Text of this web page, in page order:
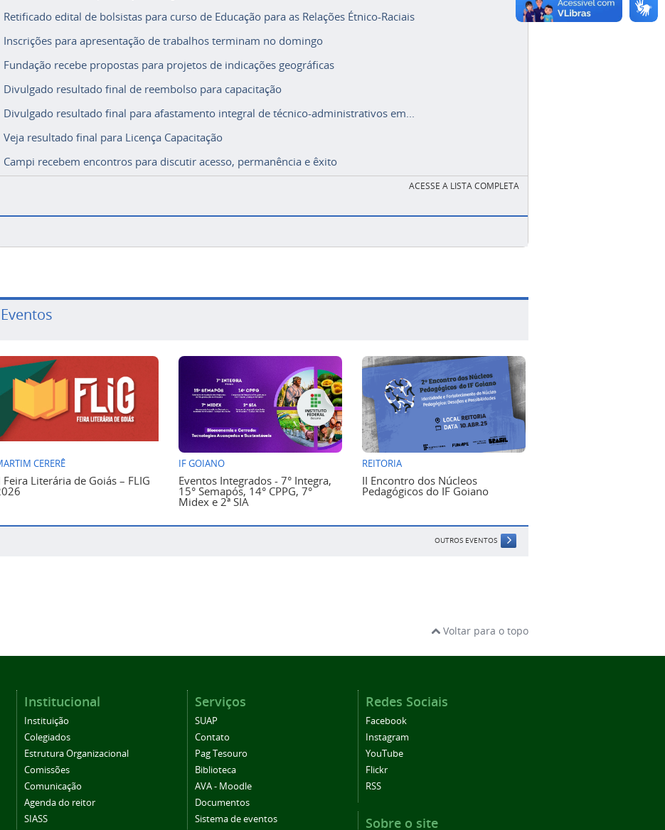
Retificado edital de bolsistas para curso de Educação para as Relações Étnico-Raciais
Inscrições para apresentação de trabalhos terminam no domingo
Fundação recebe propostas para projetos de indicações geográficas
Divulgado resultado final de reembolso para capacitação
Divulgado resultado final para afastamento integral de técnico-administrativos em...
Veja resultado final para Licença Capacitação
Campi recebem encontros para discutir acesso, permanência e êxito
ACESSE A LISTA COMPLETA
Eventos
CERERÊ
Feira Literária de Goiás – FLIG
IF GOIANO
Eventos Integrados - 7° Integra,
15° Semapós, 14° CPPG, 7°
Midex e 2ª SIA
REITORIA
II Encontro dos Núcleos
Pedagógicos do IF Goiano
OUTROS EVENTOS
Voltar para o topo
Institucional
Instituição
Colegiados
Estrutura Organizacional
Comissões
Comunicação
Agenda do reitor
SIASS
Serviços
SUAP
Contato
Pag Tesouro
Biblioteca
AVA - Moodle
Documentos
Sistema de eventos
Redes Sociais
Facebook
Instagram
YouTube
Flickr
RSS
Sobre o site